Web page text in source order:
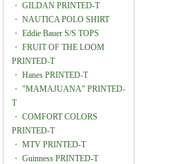
・ GILDAN PRINTED-T
・ NAUTICA POLO SHIRT
・ Eddie Bauer S/S TOPS
・ FRUIT OF THE LOOM
PRINTED-T
・ Hanes PRINTED-T
・ "MAMAJUANA" PRINTED-
T
・ COMFORT COLORS
PRINTED-T
・ MTV PRINTED-T
・ Guinness PRINTED-T